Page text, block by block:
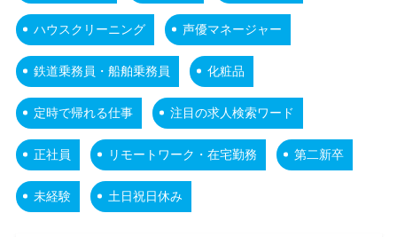
ハウスクリーニング 声優マネージャー
鉄道乗務員・船舶乗務員 化粧品
定時で帰れる仕事 注目の求人検索ワード
正社員 リモートワーク・在宅勤務 第二新卒
未経験 土日祝日休み